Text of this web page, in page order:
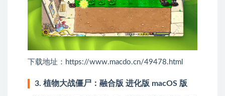
下载地址：https://www.macdo.cn/49478.html
3. 植物大战僵尸：融合版 进化版 macOS 版